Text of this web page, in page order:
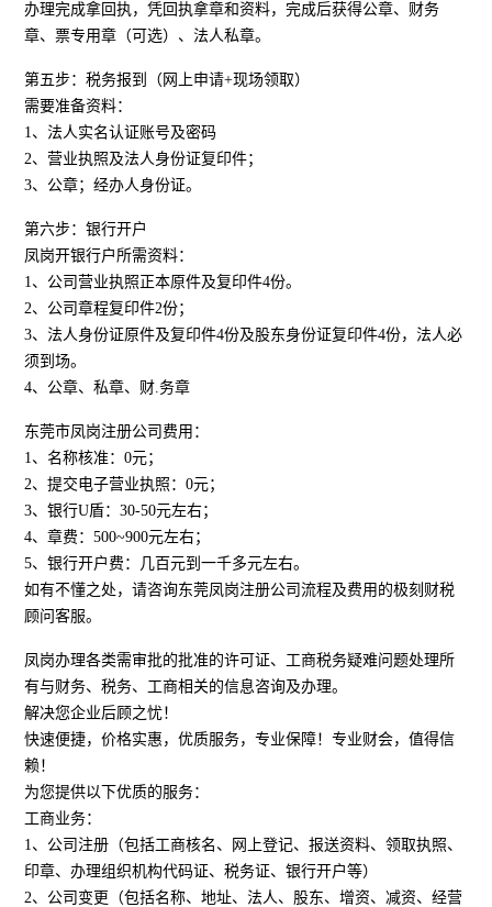
办理完成拿回执，凭回执拿章和资料，完成后获得公章、财务
章、票专用章（可选）、法人私章。
第五步：税务报到（网上申请+现场领取）
需要准备资料：
1、法人实名认证账号及密码
2、营业执照及法人身份证复印件；
3、公章；经办人身份证。
第六步：银行开户
凤岗开银行户所需资料：
1、公司营业执照正本原件及复印件4份。
2、公司章程复印件2份；
3、法人身份证原件及复印件4份及股东身份证复印件4份，法人必
须到场。
4、公章、私章、财.务章
东莞市凤岗注册公司费用：
1、名称核准：0元；
2、提交电子营业执照：0元；
3、银行U盾：30-50元左右；
4、章费：500~900元左右；
5、银行开户费：几百元到一千多元左右。
如有不懂之处，请咨询东莞凤岗注册公司流程及费用的极刻财税
顾问客服。
凤岗办理各类需审批的批准的许可证、工商税务疑难问题处理所
有与财务、税务、工商相关的信息咨询及办理。
解决您企业后顾之忧！
快速便捷，价格实惠，优质服务，专业保障！专业财会，值得信
赖！
为您提供以下优质的服务：
工商业务：
1、公司注册（包括工商核名、网上登记、报送资料、领取执照、
印章、办理组织机构代码证、税务证、银行开户等）
2、公司变更（包括名称、地址、法人、股东、增资、减资、经营